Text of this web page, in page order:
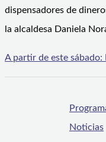
dispensadores de
la alcaldesa Daniela
A partir de este sábado:
Noticias